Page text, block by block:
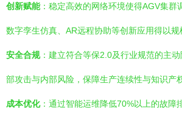
创新赋能：稳定高效的网络环境使得AGV集群
数字孪生仿真、AR远程协助等创新应用得以规
安全合规：建立符合等保2.0及行业规范的主
部攻击与内部风险，保障生产连续性与知识产
成本优化：通过智能运维降低70%以上的故障